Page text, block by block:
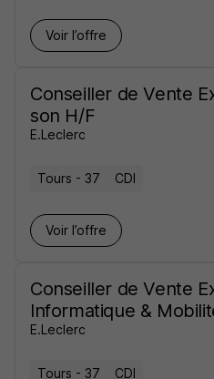
Voir l’offre
Conseiller de Vente
son H/F
E.Leclerc
Tours - 37 CDI
Voir l’offre
Conseiller de Vente
Informatique &
E.Leclerc
Tours - 37 CDI